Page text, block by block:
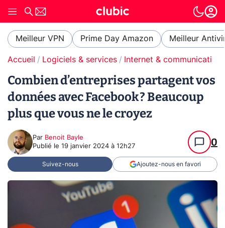
Meilleur VPN Prime Day Amazon Meilleur
Accueil Logiciels & services Internet & communication
Combien d’entreprises partagent vos
données avec Facebook ? Beaucoup
plus que vous ne le croyez
Par Benoit Bayle
Publié le 19 janvier 2024 à 12h27 0
Suivez-nous Ajoutez-nous en favori